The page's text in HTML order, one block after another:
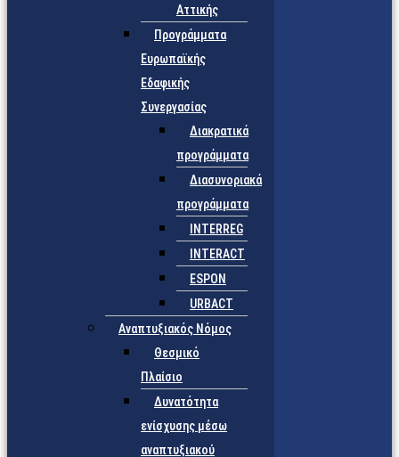
Αττικής
Προγράμματα
Ευρωπαϊκής
Εδαφικής
Συνεργασίας
Διακρατικά
προγράμματα
Διασυνοριακά
προγράμματα
INTERREG
INTERACT
ESPON
URBACT
Αναπτυξιακός Νόμος
Θεσμικό
Πλαίσιο
Δυνατότητα
ενίσχυσης μέσω
αναπτυξιακού